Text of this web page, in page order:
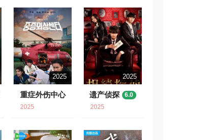
2025
重症外伤中心
2025
2025
遗产侦探
6.0
2025